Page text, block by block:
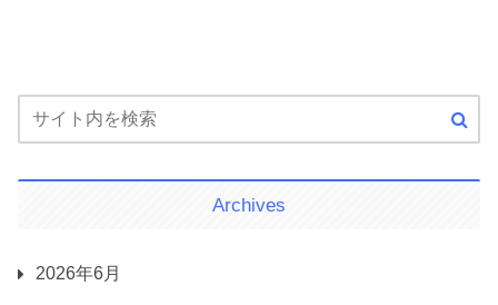
Archives
2026年6月